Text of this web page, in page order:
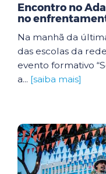
Encontro no
no
Na manhã da
das escolas da
evento formativo
a... [saiba mais]